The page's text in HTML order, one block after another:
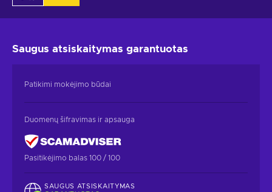
Saugus atsiskaitymas garantuotas
Patikimi mokėjimo būdai
Duomenų šifravimas ir apsauga
Pasitikėjimo balas 100 / 100
SAUGUS ATSISKAITYMAS